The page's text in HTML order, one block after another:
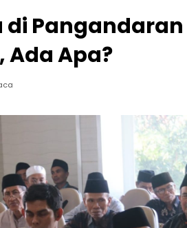
di
Ada Apa?